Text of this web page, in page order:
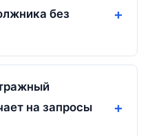
без
на запросы